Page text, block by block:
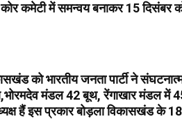
कोर कमेटी में समन्वय बनाकर 15 दिसंबर
को भारतीय जनता पार्टी ने
मंडल 42 बूथ, रेंगाखार मंडल में
हैं इस प्रकार बोड़ला विकासखंड के